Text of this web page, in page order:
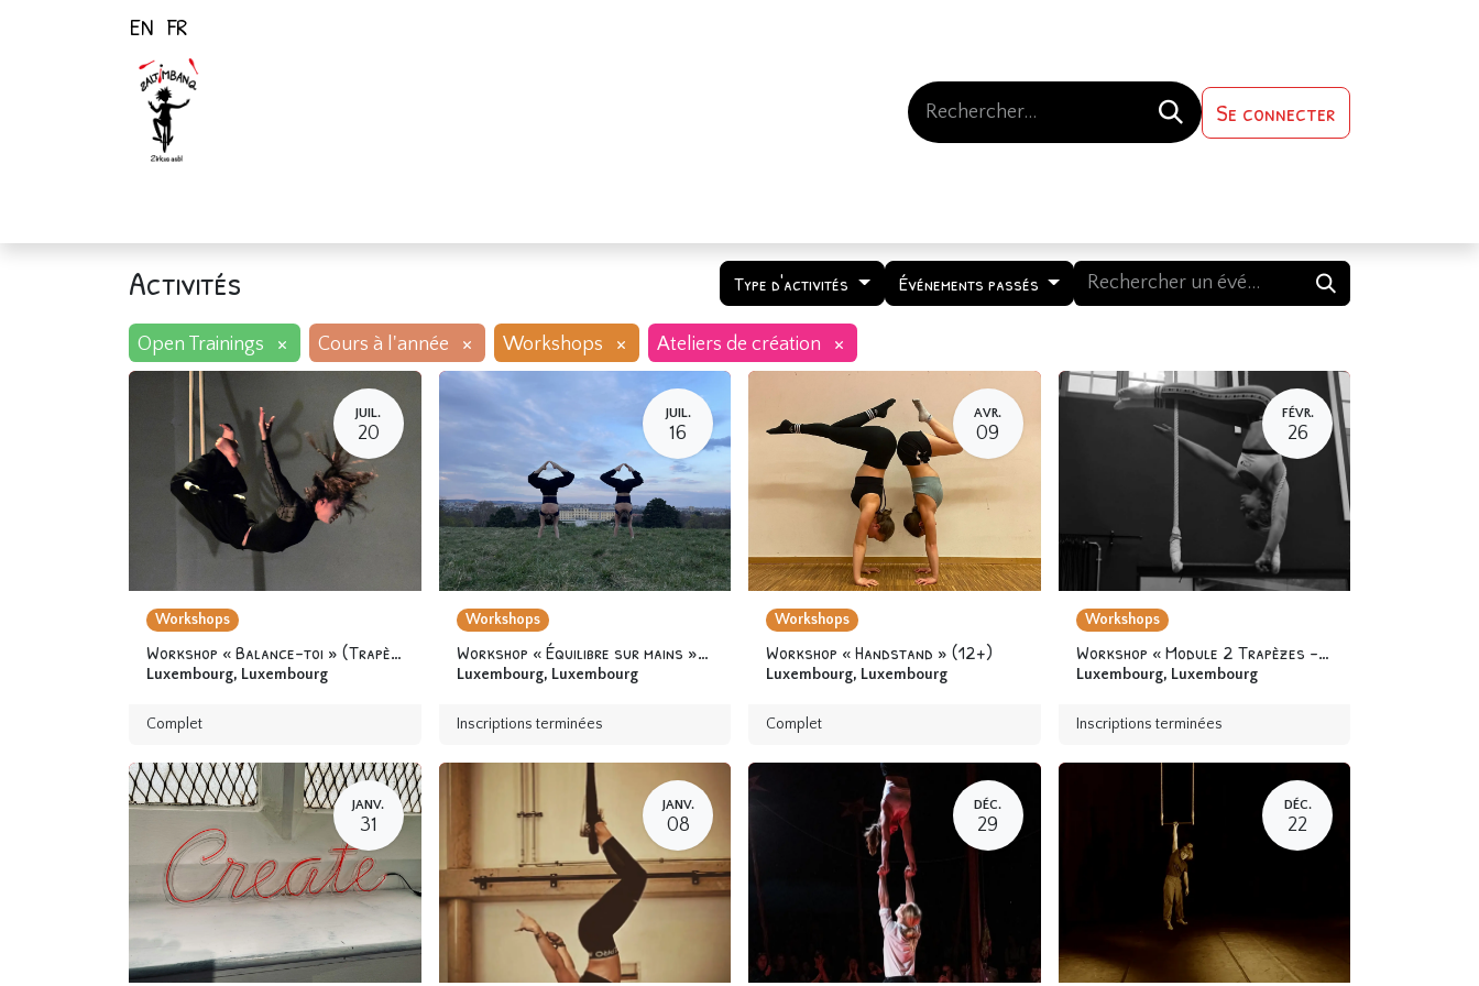
EN FR
Se connecter
Activités Type d'activités Événements passés
Open Trainings × Cours à l'année × Workshops × Ateliers de création ×
JUIL.
20
Workshops
Workshop « Balance-toi » (Trapèze fixe) 12 ans & +
Luxembourg, Luxembourg
Complet
JUIL.
16
Workshops
Workshop « Équilibre sur mains » 12 ans & +
Luxembourg, Luxembourg
Inscriptions terminées
AVR.
09
Workshops
Workshop « Handstand » (12+)
Luxembourg, Luxembourg
Complet
FÉVR.
26
Workshops
Workshop « Module 2 Trapèzes - Cerceaux » 12 ans & +
Luxembourg, Luxembourg
Inscriptions terminées
JANV.
31
JANV.
08
DÉC.
29
DÉC.
22